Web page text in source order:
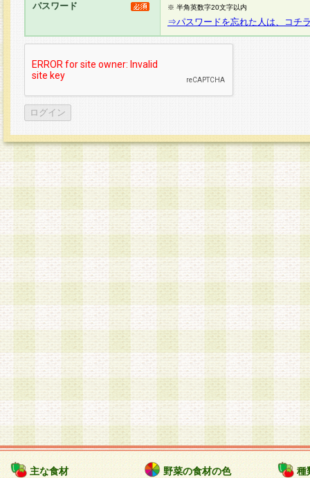
パスワード ※ 半角英数字20文字以内
⇒パスワードを忘れた人は、コチ
主な食材 野菜の食材の色 種